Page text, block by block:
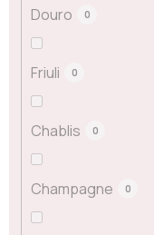
Douro 0
Friuli 0
Chablis 0
Champagne 0